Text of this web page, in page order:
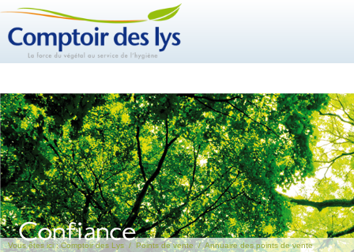
Vous êtes ici : Comptoir des Lys /Points de vente /Annuaire des points de vente